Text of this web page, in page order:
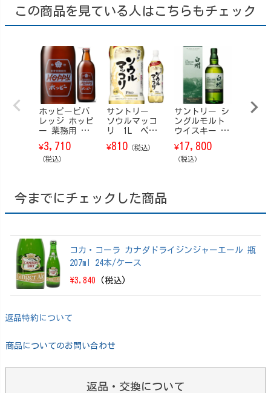
この商品を見ている人はこちらもチェック
ホッピービバ
レッジ ホッピ
ー 業務用 瓶
360ml 20本/ケ
ース
¥3,710
（税込）
サントリー
ソウルマッコ
リ 1L ペッ
トボトル
¥810 （税込）
サントリー シ
ングルモルト
ウイスキー 白
州 Story of t
he Distillery
（ストーリ
¥17,800
（税込）
三田
今までにチェックした商品
コカ・コーラ カナダドライジンジャーエール 瓶
207ml 24本/ケース
\3,840 (税込)
返品特約について
商品についてのお問い合わせ
返品・交換について